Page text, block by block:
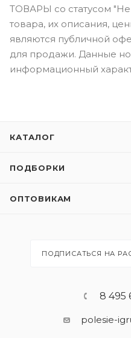
ТОВАРЫ со статусом
товара, их описания,
являются публичной
для продажи. Данные
информационный
КАТАЛОГ
ПОДБОРКИ
ОПТОВИКАМ
ПОДПИСАТЬСЯ НА
8 495
polesie-